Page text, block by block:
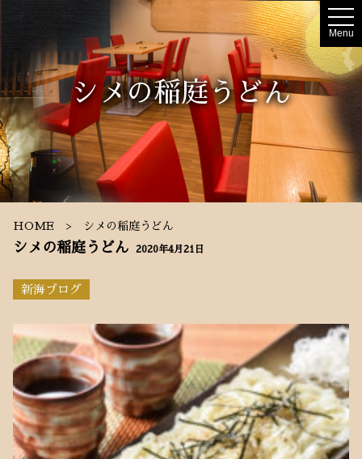
t
o
g
g
e
n
g
a
Menu
シメの稲庭うどん
HOME シメの稲庭うどん
シメの稲庭うどん 2020年4月21日
新海ブログ